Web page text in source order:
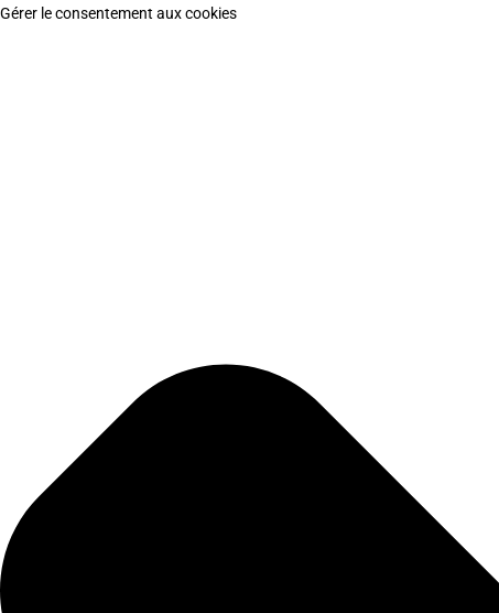
Gérer le consentement aux cookies